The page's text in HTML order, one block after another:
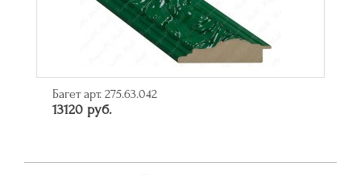
Багет арт. 275.63.042
13120 руб.